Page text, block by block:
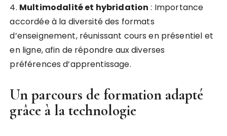
4. Multimodalitéet hybridation : Importance
accordée à la diversité des formats
d’enseignement, réunissant cours en présentiel et
en ligne, afin de répondre aux diverses
préférences d’apprentissage.
Un parcours de formation adapté
grâce à la technologie